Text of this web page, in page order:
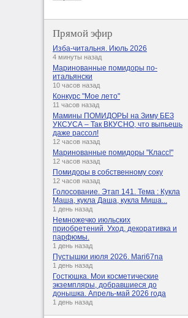
Прямой эфир
Изба-читальня. Июль 2026
4 минуты назад
Маринованные помидоры по-
итальянски
10 часов назад
Конкурс "Мое лето"
11 часов назад
Мамины ПОМИДОРЫ на Зиму БЕЗ
УКСУСА – Так ВКУСНО, что выпьешь
даже рассол!
12 часов назад
Маринованные помидоры "Класс!"
12 часов назад
Помидоры в собственному соку
12 часов назад
Голосование. Этап 141. Тема : Кукла
Маша, кукла Даша, кукла Миша...
1 день назад
Немножечко июльских
приобретений. Уход, декоративка и
парфюмы.
1 день назад
Пустышки июля 2026. Mari67na
1 день назад
Гостюшка. Мои косметические
экземпляры, добравшиеся до
донышка. Апрель-май 2026 года
1 день назад